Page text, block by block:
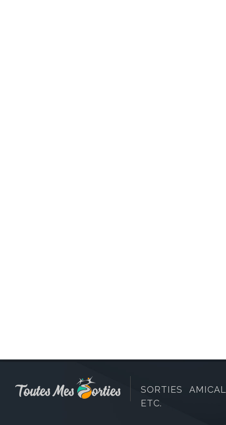
SORTIES
ETC.